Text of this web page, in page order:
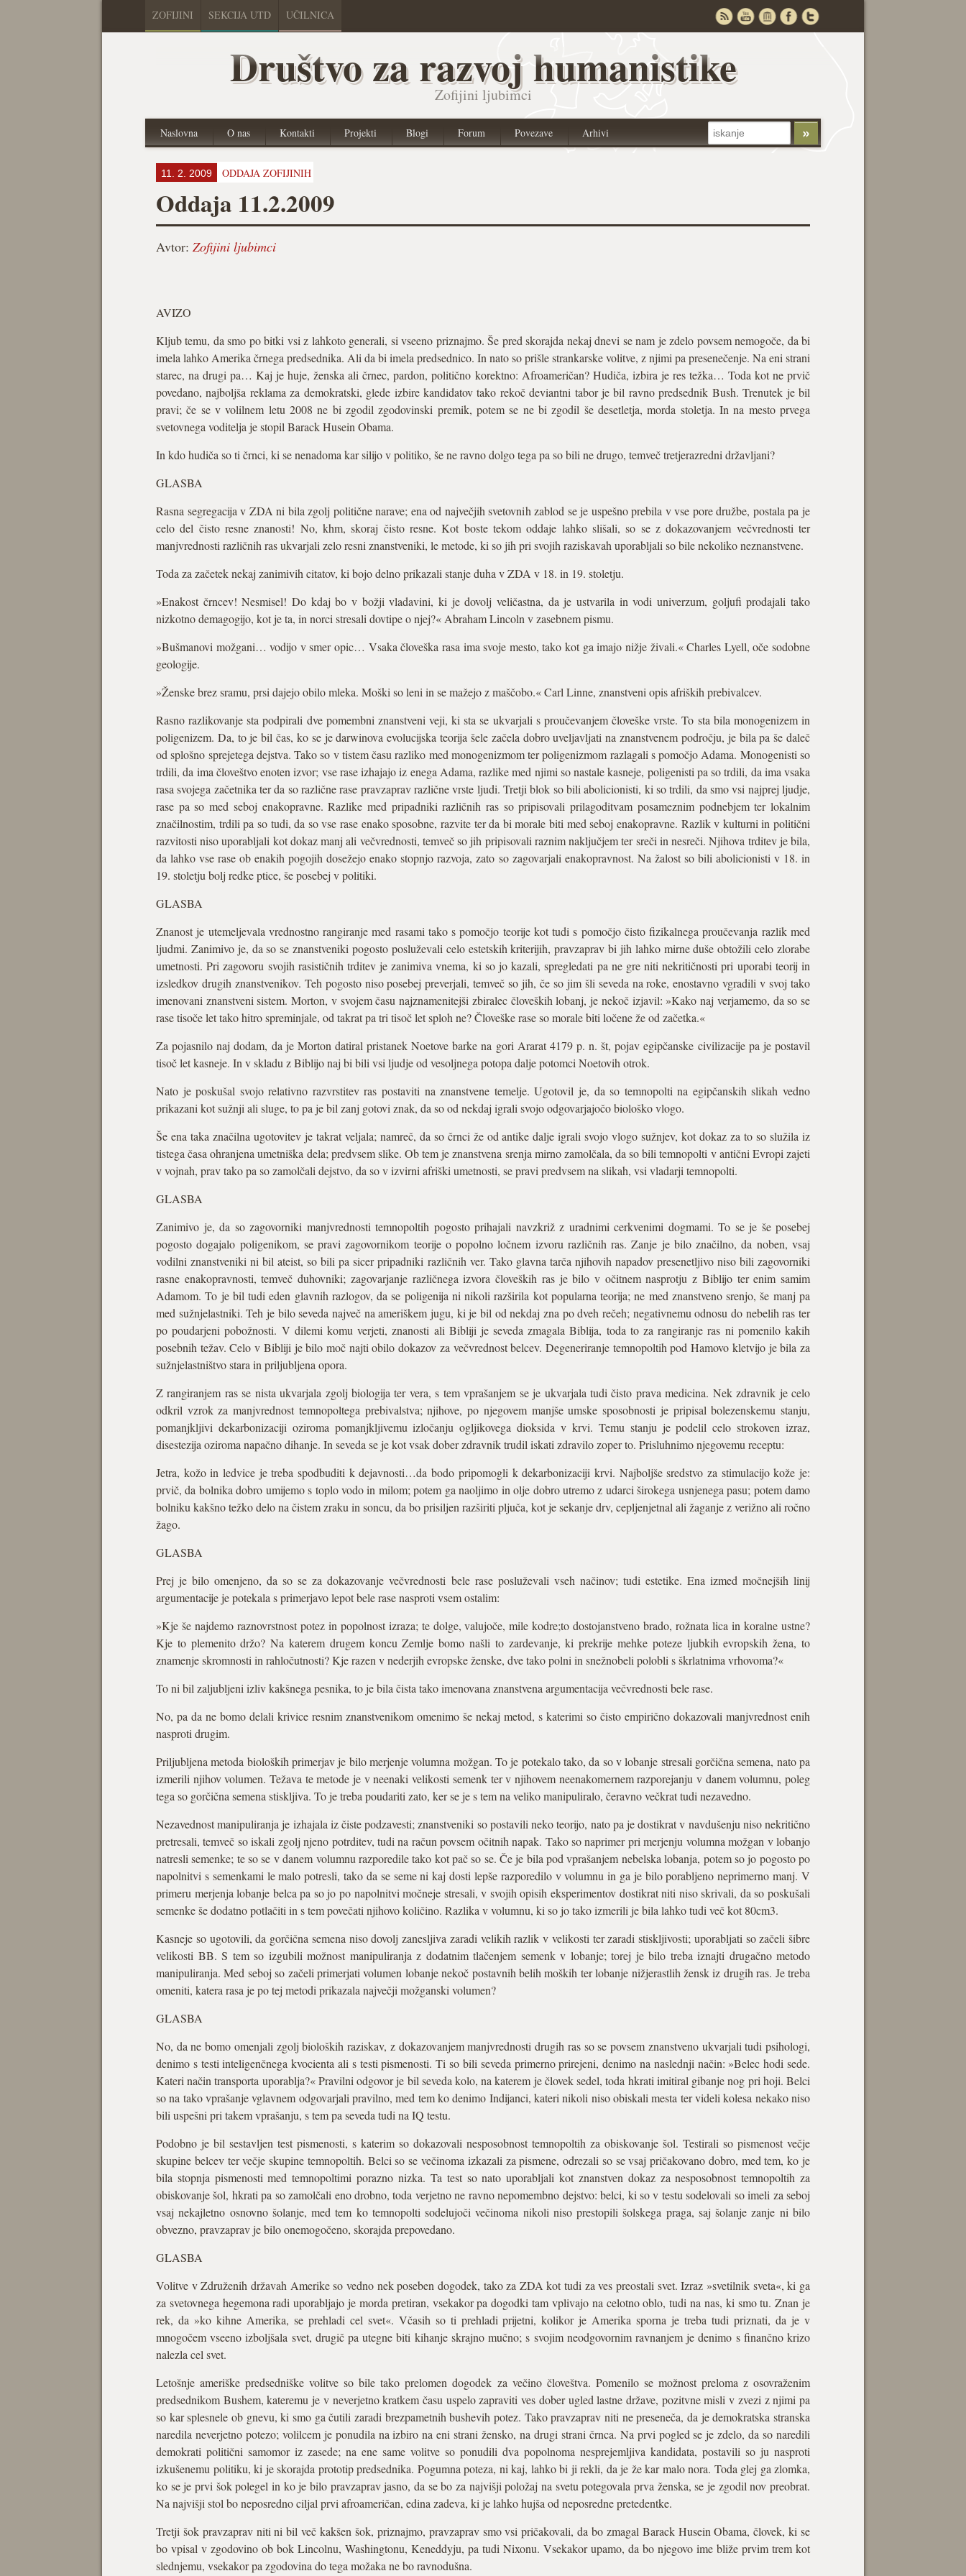
ZOFIJINI SEKCIJA UTD UČILNICA
Društvo za razvoj humanistike
Zofijini ljubimci
Naslovna O nas Kontakti Projekti Blogi Forum Povezave Arhivi
11. 2. 2009 ODDAJA ZOFIJINIH
Oddaja 11.2.2009
Avtor: Zofijini ljubimci
AVIZO
Kljub temu, da smo po bitki vsi z lahkoto generali, si vseeno priznajmo. Še pred skorajda nekaj dnevi se nam je zdelo povsem nemogoče, da bi
imela lahko Amerika črnega predsednika. Ali da bi imela predsednico. In nato so prišle strankarske volitve, z njimi pa presenečenje. Na eni strani
starec, na drugi pa… Kaj je huje, ženska ali črnec, pardon, politično korektno: Afroameričan? Hudiča, izbira je res težka… Toda kot ne prvič
povedano, najboljša reklama za demokratski, glede izbire kandidatov tako rekoč deviantni tabor je bil ravno predsednik Bush. Trenutek je bil
pravi; če se v volilnem letu 2008 ne bi zgodil zgodovinski premik, potem se ne bi zgodil še desetletja, morda stoletja. In na mesto prvega
svetovnega voditelja je stopil Barack Husein Obama.
In kdo hudiča so ti črnci, ki se nenadoma kar silijo v politiko, še ne ravno dolgo tega pa so bili ne drugo, temveč tretjerazredni državljani?
GLASBA
Rasna segregacija v ZDA ni bila zgolj politične narave; ena od največjih svetovnih zablod se je uspešno prebila v vse pore družbe, postala pa je
celo del čisto resne znanosti! No, khm, skoraj čisto resne. Kot boste tekom oddaje lahko slišali, so se z dokazovanjem večvrednosti ter
manjvrednosti različnih ras ukvarjali zelo resni znanstveniki, le metode, ki so jih pri svojih raziskavah uporabljali so bile nekoliko neznanstvene.
Toda za začetek nekaj zanimivih citatov, ki bojo delno prikazali stanje duha v ZDA v 18. in 19. stoletju.
»Enakost črncev! Nesmisel! Do kdaj bo v božji vladavini, ki je dovolj veličastna, da je ustvarila in vodi univerzum, goljufi prodajali tako
nizkotno demagogijo, kot je ta, in norci stresali dovtipe o njej?« Abraham Lincoln v zasebnem pismu.
»Bušmanovi možgani… vodijo v smer opic… Vsaka človeška rasa ima svoje mesto, tako kot ga imajo nižje živali.« Charles Lyell, oče sodobne
geologije.
»Ženske brez sramu, prsi dajejo obilo mleka. Moški so leni in se mažejo z maščobo.« Carl Linne, znanstveni opis afriških prebivalcev.
Rasno razlikovanje sta podpirali dve pomembni znanstveni veji, ki sta se ukvarjali s proučevanjem človeške vrste. To sta bila monogenizem in
poligenizem. Da, to je bil čas, ko se je darwinova evolucijska teorija šele začela dobro uveljavljati na znanstvenem področju, je bila pa še daleč
od splošno sprejetega dejstva. Tako so v tistem času razliko med monogenizmom ter poligenizmom razlagali s pomočjo Adama. Monogenisti so
trdili, da ima človeštvo enoten izvor; vse rase izhajajo iz enega Adama, razlike med njimi so nastale kasneje, poligenisti pa so trdili, da ima vsaka
rasa svojega začetnika ter da so različne rase pravzaprav različne vrste ljudi. Tretji blok so bili abolicionisti, ki so trdili, da smo vsi najprej ljudje,
rase pa so med seboj enakopravne. Razlike med pripadniki različnih ras so pripisovali prilagoditvam posameznim podnebjem ter lokalnim
značilnostim, trdili pa so tudi, da so vse rase enako sposobne, razvite ter da bi morale biti med seboj enakopravne. Razlik v kulturni in politični
razvitosti niso uporabljali kot dokaz manj ali večvrednosti, temveč so jih pripisovali raznim naključjem ter sreči in nesreči. Njihova trditev je bila,
da lahko vse rase ob enakih pogojih dosežejo enako stopnjo razvoja, zato so zagovarjali enakopravnost. Na žalost so bili abolicionisti v 18. in
19. stoletju bolj redke ptice, še posebej v politiki.
GLASBA
Znanost je utemeljevala vrednostno rangiranje med rasami tako s pomočjo teorije kot tudi s pomočjo čisto fizikalnega proučevanja razlik med
ljudmi. Zanimivo je, da so se znanstveniki pogosto posluževali celo estetskih kriterijih, pravzaprav bi jih lahko mirne duše obtožili celo zlorabe
umetnosti. Pri zagovoru svojih rasističnih trditev je zanimiva vnema, ki so jo kazali, spregledati pa ne gre niti nekritičnosti pri uporabi teorij in
izsledkov drugih znanstvenikov. Teh pogosto niso posebej preverjali, temveč so jih, če so jim šli seveda na roke, enostavno vgradili v svoj tako
imenovani znanstveni sistem. Morton, v svojem času najznamenitejši zbiralec človeških lobanj, je nekoč izjavil: »Kako naj verjamemo, da so se
rase tisoče let tako hitro spreminjale, od takrat pa tri tisoč let sploh ne? Človeške rase so morale biti ločene že od začetka.«
Za pojasnilo naj dodam, da je Morton datiral pristanek Noetove barke na gori Ararat 4179 p. n. št, pojav egipčanske civilizacije pa je postavil
tisoč let kasneje. In v skladu z Biblijo naj bi bili vsi ljudje od vesoljnega potopa dalje potomci Noetovih otrok.
Nato je poskušal svojo relativno razvrstitev ras postaviti na znanstvene temelje. Ugotovil je, da so temnopolti na egipčanskih slikah vedno
prikazani kot sužnji ali sluge, to pa je bil zanj gotovi znak, da so od nekdaj igrali svojo odgovarjajočo biološko vlogo.
Še ena taka značilna ugotovitev je takrat veljala; namreč, da so črnci že od antike dalje igrali svojo vlogo sužnjev, kot dokaz za to so služila iz
tistega časa ohranjena umetniška dela; predvsem slike. Ob tem je znanstvena srenja mirno zamolčala, da so bili temnopolti v antični Evropi zajeti
v vojnah, prav tako pa so zamolčali dejstvo, da so v izvirni afriški umetnosti, se pravi predvsem na slikah, vsi vladarji temnopolti.
GLASBA
Zanimivo je, da so zagovorniki manjvrednosti temnopoltih pogosto prihajali navzkriž z uradnimi cerkvenimi dogmami. To se je še posebej
pogosto dogajalo poligenikom, se pravi zagovornikom teorije o popolno ločnem izvoru različnih ras. Zanje je bilo značilno, da noben, vsaj
vodilni znanstveniki ni bil ateist, so bili pa sicer pripadniki različnih ver. Tako glavna tarča njihovih napadov presenetljivo niso bili zagovorniki
rasne enakopravnosti, temveč duhovniki; zagovarjanje različnega izvora človeških ras je bilo v očitnem nasprotju z Biblijo ter enim samim
Adamom. To je bil tudi eden glavnih razlogov, da se poligenija ni nikoli razširila kot popularna teorija; ne med znanstveno srenjo, še manj pa
med sužnjelastniki. Teh je bilo seveda največ na ameriškem jugu, ki je bil od nekdaj zna po dveh rečeh; negativnemu odnosu do nebelih ras ter
po poudarjeni pobožnosti. V dilemi komu verjeti, znanosti ali Bibliji je seveda zmagala Biblija, toda to za rangiranje ras ni pomenilo kakih
posebnih težav. Celo v Bibliji je bilo moč najti obilo dokazov za večvrednost belcev. Degeneriranje temnopoltih pod Hamovo kletvijo je bila za
sužnjelastništvo stara in priljubljena opora.
Z rangiranjem ras se nista ukvarjala zgolj biologija ter vera, s tem vprašanjem se je ukvarjala tudi čisto prava medicina. Nek zdravnik je celo
odkril vzrok za manjvrednost temnopoltega prebivalstva; njihove, po njegovem manjše umske sposobnosti je pripisal bolezenskemu stanju,
pomanjkljivi dekarbonizaciji oziroma pomanjkljivemu izločanju ogljikovega dioksida v krvi. Temu stanju je podelil celo strokoven izraz,
disestezija oziroma napačno dihanje. In seveda se je kot vsak dober zdravnik trudil iskati zdravilo zoper to. Prisluhnimo njegovemu receptu:
Jetra, kožo in ledvice je treba spodbuditi k dejavnosti…da bodo pripomogli k dekarbonizaciji krvi. Najboljše sredstvo za stimulacijo kože je:
prvič, da bolnika dobro umijemo s toplo vodo in milom; potem ga naoljimo in olje dobro utremo z udarci širokega usnjenega pasu; potem damo
bolniku kakšno težko delo na čistem zraku in soncu, da bo prisiljen razširiti pljuča, kot je sekanje drv, cepljenjetnal ali žaganje z verižno ali ročno
žago.
GLASBA
Prej je bilo omenjeno, da so se za dokazovanje večvrednosti bele rase posluževali vseh načinov; tudi estetike. Ena izmed močnejših linij
argumentacije je potekala s primerjavo lepot bele rase nasproti vsem ostalim:
»Kje še najdemo raznovrstnost potez in popolnost izraza; te dolge, valujoče, mile kodre;to dostojanstveno brado, rožnata lica in koralne ustne?
Kje to plemenito držo? Na katerem drugem koncu Zemlje bomo našli to zardevanje, ki prekrije mehke poteze ljubkih evropskih žena, to
znamenje skromnosti in rahločutnosti? Kje razen v nederjih evropske ženske, dve tako polni in snežnobeli polobli s škrlatnima vrhovoma?«
To ni bil zaljubljeni izliv kakšnega pesnika, to je bila čista tako imenovana znanstvena argumentacija večvrednosti bele rase.
No, pa da ne bomo delali krivice resnim znanstvenikom omenimo še nekaj metod, s katerimi so čisto empirično dokazovali manjvrednost enih
nasproti drugim.
Priljubljena metoda bioloških primerjav je bilo merjenje volumna možgan. To je potekalo tako, da so v lobanje stresali gorčična semena, nato pa
izmerili njihov volumen. Težava te metode je v neenaki velikosti semenk ter v njihovem neenakomernem razporejanju v danem volumnu, poleg
tega so gorčična semena stiskljiva. To je treba poudariti zato, ker se je s tem na veliko manipuliralo, čeravno večkrat tudi nezavedno.
Nezavednost manipuliranja je izhajala iz čiste podzavesti; znanstveniki so postavili neko teorijo, nato pa je dostikrat v navdušenju niso nekritično
pretresali, temveč so iskali zgolj njeno potrditev, tudi na račun povsem očitnih napak. Tako so naprimer pri merjenju volumna možgan v lobanjo
natresli semenke; te so se v danem volumnu razporedile tako kot pač so se. Če je bila pod vprašanjem nebelska lobanja, potem so jo pogosto po
napolnitvi s semenkami le malo potresli, tako da se seme ni kaj dosti lepše razporedilo v volumnu in ga je bilo porabljeno neprimerno manj. V
primeru merjenja lobanje belca pa so jo po napolnitvi močneje stresali, v svojih opisih eksperimentov dostikrat niti niso skrivali, da so poskušali
semenke še dodatno potlačiti in s tem povečati njihovo količino. Razlika v volumnu, ki so jo tako izmerili je bila lahko tudi več kot 80cm3.
Kasneje so ugotovili, da gorčična semena niso dovolj zanesljiva zaradi velikih razlik v velikosti ter zaradi stiskljivosti; uporabljati so začeli šibre
velikosti BB. S tem so izgubili možnost manipuliranja z dodatnim tlačenjem semenk v lobanje; torej je bilo treba iznajti drugačno metodo
manipuliranja. Med seboj so začeli primerjati volumen lobanje nekoč postavnih belih moških ter lobanje nižjerastlih žensk iz drugih ras. Je treba
omeniti, katera rasa je po tej metodi prikazala največji možganski volumen?
GLASBA
No, da ne bomo omenjali zgolj bioloških raziskav, z dokazovanjem manjvrednosti drugih ras so se povsem znanstveno ukvarjali tudi psihologi,
denimo s testi inteligenčnega kvocienta ali s testi pismenosti. Ti so bili seveda primerno prirejeni, denimo na naslednji način: »Belec hodi sede.
Kateri način transporta uporablja?« Pravilni odgovor je bil seveda kolo, na katerem je človek sedel, toda hkrati imitiral gibanje nog pri hoji. Belci
so na tako vprašanje vglavnem odgovarjali pravilno, med tem ko denimo Indijanci, kateri nikoli niso obiskali mesta ter videli kolesa nekako niso
bili uspešni pri takem vprašanju, s tem pa seveda tudi na IQ testu.
Podobno je bil sestavljen test pismenosti, s katerim so dokazovali nesposobnost temnopoltih za obiskovanje šol. Testirali so pismenost večje
skupine belcev ter večje skupine temnopoltih. Belci so se večinoma izkazali za pismene, odrezali so se vsaj pričakovano dobro, med tem, ko je
bila stopnja pismenosti med temnopoltimi porazno nizka. Ta test so nato uporabljali kot znanstven dokaz za nesposobnost temnopoltih za
obiskovanje šol, hkrati pa so zamolčali eno drobno, toda verjetno ne ravno nepomembno dejstvo: belci, ki so v testu sodelovali so imeli za seboj
vsaj nekajletno osnovno šolanje, med tem ko temnopolti sodelujoči večinoma nikoli niso prestopili šolskega praga, saj šolanje zanje ni bilo
obvezno, pravzaprav je bilo onemogočeno, skorajda prepovedano.
GLASBA
Volitve v Združenih državah Amerike so vedno nek poseben dogodek, tako za ZDA kot tudi za ves preostali svet. Izraz »svetilnik sveta«, ki ga
za svetovnega hegemona radi uporabljajo je morda pretiran, vsekakor pa dogodki tam vplivajo na celotno oblo, tudi na nas, ki smo tu. Znan je
rek, da »ko kihne Amerika, se prehladi cel svet«. Včasih so ti prehladi prijetni, kolikor je Amerika sporna je treba tudi priznati, da je v
mnogočem vseeno izboljšala svet, drugič pa utegne biti kihanje skrajno mučno; s svojim neodgovornim ravnanjem je denimo s finančno krizo
nalezla cel svet.
Letošnje ameriške predsedniške volitve so bile tako prelomen dogodek za večino človeštva. Pomenilo se možnost preloma z osovraženim
predsednikom Bushem, kateremu je v neverjetno kratkem času uspelo zapraviti ves dober ugled lastne države, pozitvne misli v zvezi z njimi pa
so kar splesnele ob gnevu, ki smo ga čutili zaradi brezpametnih bushevih potez. Tako pravzaprav niti ne preseneča, da je demokratska stranska
naredila neverjetno potezo; volilcem je ponudila na izbiro na eni strani žensko, na drugi strani črnca. Na prvi pogled se je zdelo, da so naredili
demokrati politični samomor iz zasede; na ene same volitve so ponudili dva popolnoma nesprejemljiva kandidata, postavili so ju nasproti
izkušenemu politiku, ki je skorajda prototip predsednika. Pogumna poteza, ni kaj, lahko bi ji rekli, da je že kar malo nora. Toda glej ga zlomka,
ko se je prvi šok polegel in ko je bilo pravzaprav jasno, da se bo za najvišji položaj na svetu potegovala prva ženska, se je zgodil nov preobrat.
Na najvišji stol bo neposredno ciljal prvi afroameričan, edina zadeva, ki je lahko hujša od neposredne pretedentke.
Tretji šok pravzaprav niti ni bil več kakšen šok, priznajmo, pravzaprav smo vsi pričakovali, da bo zmagal Barack Husein Obama, človek, ki se
bo vpisal v zgodovino ob bok Lincolnu, Washingtonu, Keneddyju, pa tudi Nixonu. Vsekakor upamo, da bo njegovo ime bliže prvim trem kot
slednjemu, vsekakor pa zgodovina do tega možaka ne bo ravnodušna.